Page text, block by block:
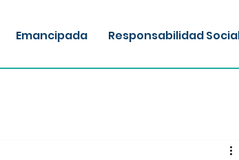
Emancipada Responsabilidad